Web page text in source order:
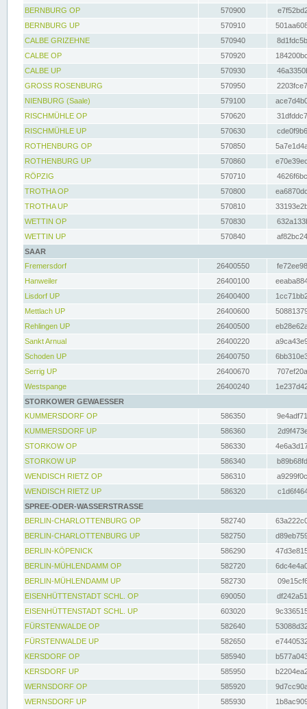
BERNBURG OP
570900
BERNBURG UP
570910
CALBE GRIZEHNE
570940
CALBE OP
570920
CALBE UP
570930
GROSS ROSENBURG
570950
NIENBURG (Saale)
579100
RISCHMÜHLE OP
570620
RISCHMÜHLE UP
570630
ROTHENBURG OP
570850
ROTHENBURG UP
570860
RÖPZIG
570710
TROTHA OP
570800
TROTHA UP
570810
WETTIN OP
570830
WETTIN UP
570840
SAAR
Fremersdorf
26400550
Hanweiler
26400100
Lisdorf UP
26400400
Mettlach UP
26400600
Rehlingen UP
26400500
Sankt Arnual
26400220
Schoden UP
26400750
Serrig UP
26400670
Westspange
26400240
STORKOWER GEWAESSER
KUMMERSDORF OP
586350
KUMMERSDORF UP
586360
STORKOW OP
586330
STORKOW UP
586340
WENDISCH RIETZ OP
586310
WENDISCH RIETZ UP
586320
SPREE-ODER-WASSERSTRASSE
BERLIN-CHARLOTTENBURG OP
582740
BERLIN-CHARLOTTENBURG UP
582750
BERLIN-KÖPENICK
586290
BERLIN-MÜHLENDAMM OP
582720
BERLIN-MÜHLENDAMM UP
582730
EISENHÜTTENSTADT SCHL. OP
690050
EISENHÜTTENSTADT SCHL. UP
603020
FÜRSTENWALDE OP
582640
FÜRSTENWALDE UP
582650
KERSDORF OP
585940
KERSDORF UP
585950
WERNSDORF OP
585920
WERNSDORF UP
585930